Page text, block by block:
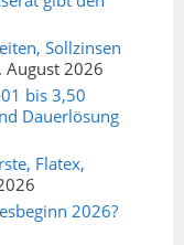
Sollzinsen
August 2026
bis 3,50
Dauerlösung
Flatex,
2026?